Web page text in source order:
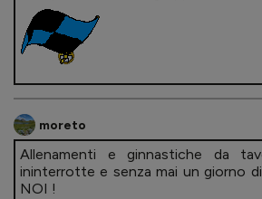
moreto
Allenamenti e ginnastiche da
ininterrotte e senza mai un giorno
NOI !